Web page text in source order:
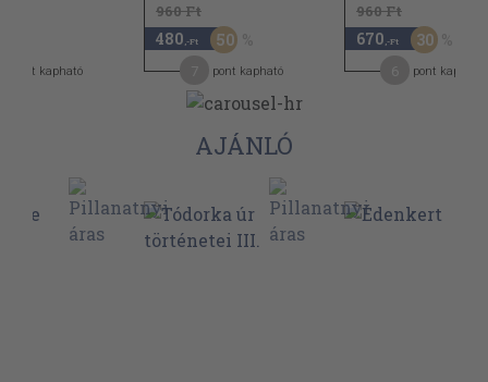
pont kapható
960 Ft
480 ,-Ft 50
pont kapható
960 Ft
670 ,-Ft 30
pont kapható
AJÁNLÓ